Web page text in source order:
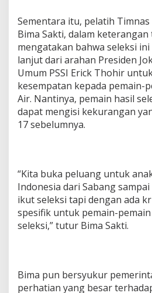
Sementara itu, pelatih
Bima Sakti, dalam
mengatakan bahwa seleksi
lanjut dari arahan Presiden
Umum PSSI Erick Thohir
kesempatan kepada pemain-
Air. Nantinya, pemain hasil
dapat mengisi kekurangan
17 sebelumnya.
“Kita buka peluang untuk
Indonesia dari Sabang
ikut seleksi tapi dengan ada
spesifik untuk pemain-
seleksi,” tutur Bima Sakti.
Bima pun bersyukur
perhatian yang besar